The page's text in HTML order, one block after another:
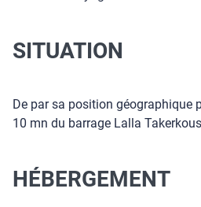
SITUATION
De par sa position géographique
10 mn du barrage Lalla
HÉBERGEMENT